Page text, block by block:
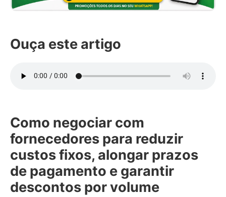
Ouça este artigo
Como negociar com
fornecedores para reduzir
custos fixos, alongar prazos
de pagamento e garantir
descontos por volume